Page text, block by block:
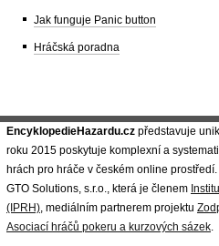
Jak funguje Panic button
Hráčská poradna
EncyklopedieHazardu.cz představuje
roku 2015 poskytuje komplexní a
hrách pro hráče v českém online
GTO Solutions, s.r.o., která je členem
(IPRH) , mediálním partnerem projektu
Asociací hráčů pokeru a kurzových sázek